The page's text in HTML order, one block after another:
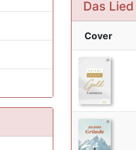
Das Lied
Cover